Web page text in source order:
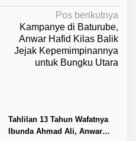
Pos berikutnya
Kampanye di Baturube,
Anwar Hafid Kilas Balik
Jejak Kepemimpinannya
untuk Bungku Utara
Tahlilan 13 Tahun Wafatnya
Ibunda Ahmad Ali, Anwar